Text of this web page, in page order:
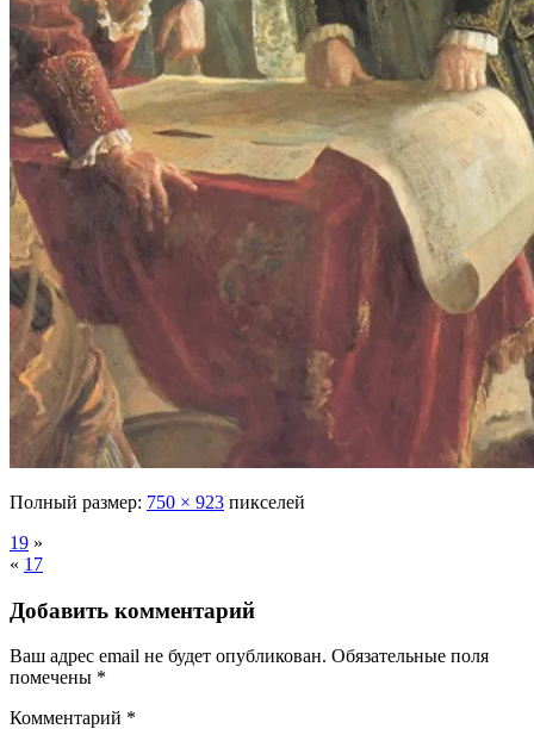
Полный размер: 750 × 923 пикселей
19 »
« 17
Добавить комментарий
Ваш адрес email не будет опубликован. Обязательные поля
помечены *
Комментарий *